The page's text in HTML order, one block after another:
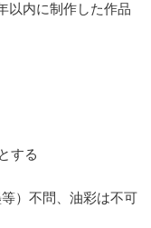
以内に制作した作品
する
）不問、油彩は不可